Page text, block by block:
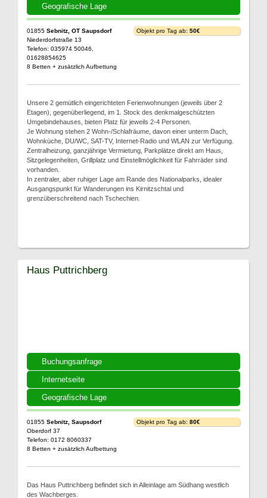
Geografische Lage
01855 Sebnitz, OT Saupsdorf
Niederdorfstraße 13
Telefon: 035974 50046,
01628854625
8 Betten + zusätzlich Aufbettung
Objekt pro Tag ab: 50€
Unsere 2 gemütlich eingerichteten Ferienwohnungen (jeweils über 2
Etagen), gegenüberliegend, im 1. Stock des denkmalgeschützten
Umgebindehauses, bieten Platz für jeweils 2-4 Personen.
Je Wohnung stehen 2 Wohn-/Schlafräume, davon einer unterm Dach,
Wohnküche, DU/WC, SAT-TV, Internet-Radio und WLAN zur Verfügung.
Zentralheizung, ganzjährige Vermietung, Parkplätze direkt am Haus,
Sitzgelegenheiten, Grillplatz und Einstellmöglichkeit für Fahrräder sind
vorhanden.
In zentraler, aber ruhiger Lage am Rande des Nationalparks, idealer
Ausgangspunkt für Wanderungen ins Kirnitzschtal und
grenzüberschreitend nach Tschechien.
Buchungsanfrage
Internetseite
Geografische Lage
Haus Puttrichberg
01855 Sebnitz, Saupsdorf
Oberdorf 37
Telefon: 0172 8060337
8 Betten + zusätzlich Aufbettung
Objekt pro Tag ab: 80€
Das Haus Puttrichberg befindet sich in Alleinlage am Südhang westlich
des Wachberges.